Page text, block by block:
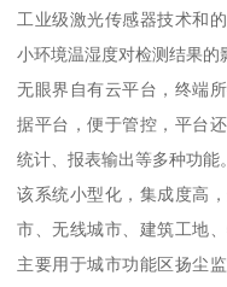
工业级激光传感器技术和
小环境温湿度对检测结果的
无眼界自有云平台，终端
据平台，便于管控，平台
统计、报表输出等多种功能。
该系统小型化，集成度高
市、无线城市、建筑工地
主要用于城市功能区扬尘